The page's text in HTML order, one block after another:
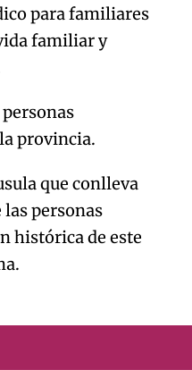
para familiares
familiar y
provincia.
que conlleva
personas
histórica de este